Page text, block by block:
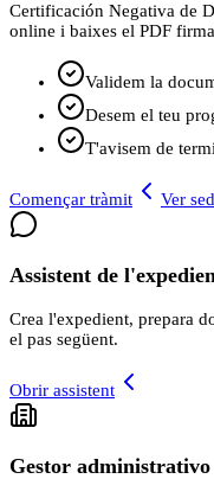
Certificación Negativa de
online i baixes el PDF
Validem la
Desem el teu
T'avisem de
Començar tràmit Ver
Assistent de
Crea l'expedient, prepara
el pas següent.
Obrir assistent
Gestor administrativo